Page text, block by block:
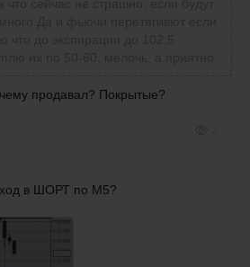
продавал? Покрытые?
в ШОРТ по М5?